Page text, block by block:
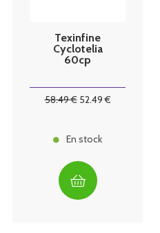
Texinfine
Cyclotelia
60cp
58.49€ 52.49€
En stock